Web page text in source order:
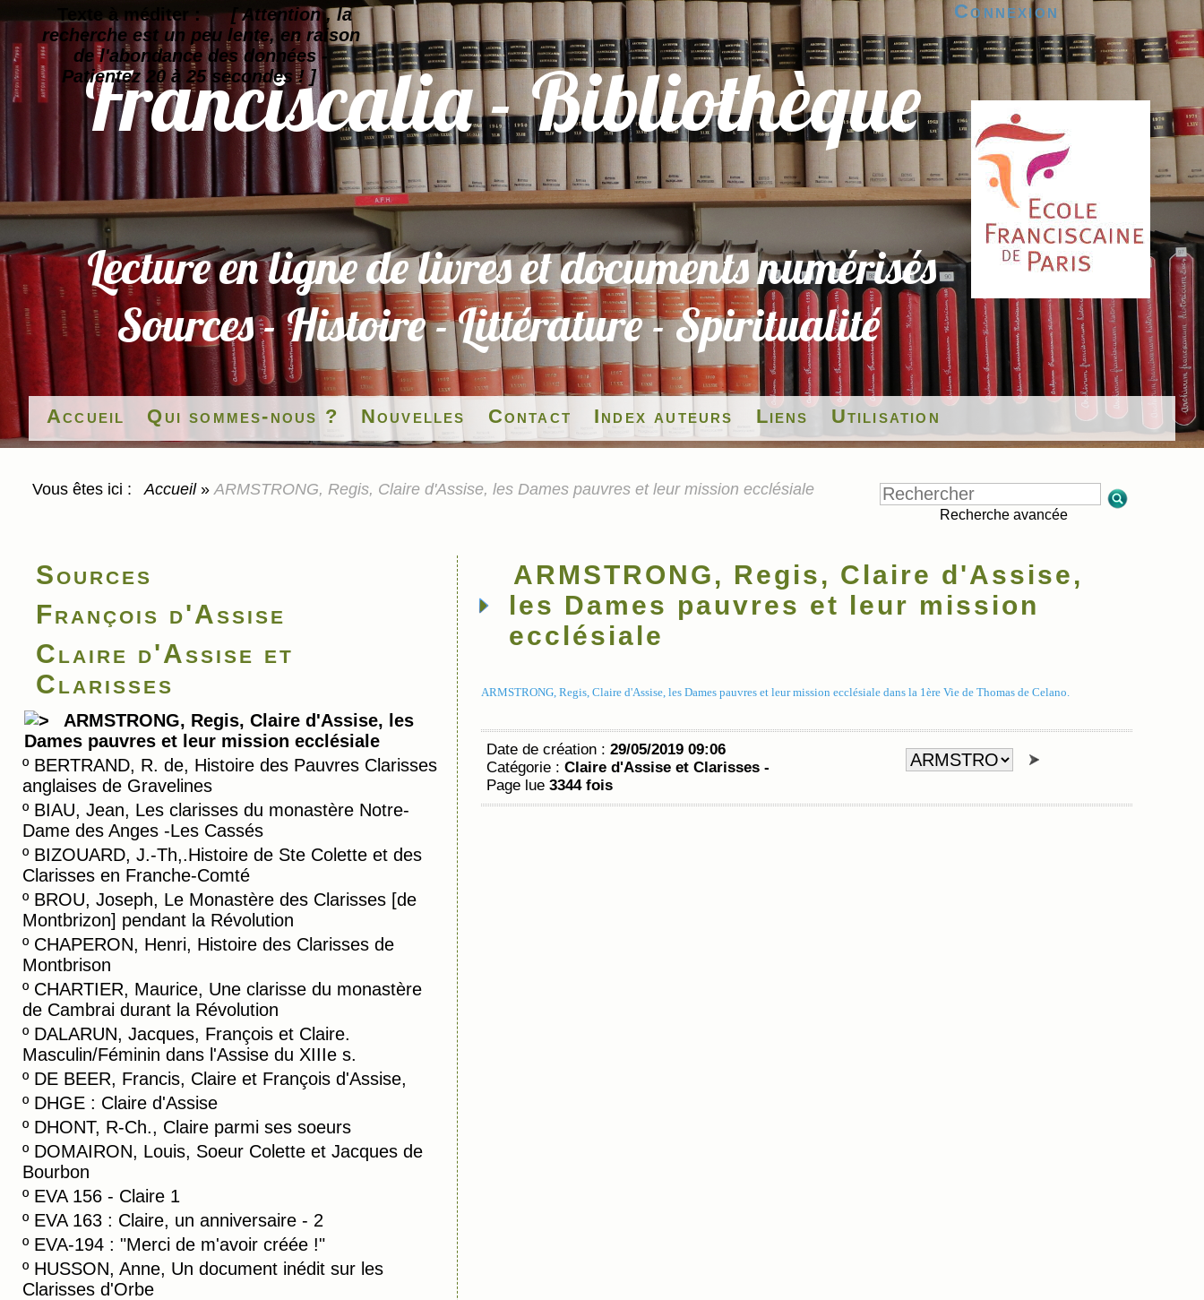
Texte à méditer :
[ Attention , la
recherche est un peu lente, en raison
de l'abondance des données -
Patientez 20 à 25 secondes ! ]
Accueil
Connexion
Qui sommes-nous ? Nouvelles Contact Index auteurs Liens Utilisation
Vous êtes ici : Accueil »ARMSTRONG, Regis, Claire d'Assise, les Dames pauvres et leur mission ecclésiale
Recherche avancée
Sources
François d'Assise
Claire d'Assise et
Clarisses
ARMSTRONG, Regis, Claire d'Assise, les
Dames pauvres et leur mission ecclésiale
º BERTRAND, R. de, Histoire des Pauvres Clarisses
anglaises de Gravelines
º BIAU, Jean, Les clarisses du monastère Notre-
Dame des Anges -Les Cassés
º BIZOUARD, J.-Th,.Histoire de Ste Colette et des
Clarisses en Franche-Comté
º BROU, Joseph, Le Monastère des Clarisses [de
Montbrizon] pendant la Révolution
º CHAPERON, Henri, Histoire des Clarisses de
Montbrison
º CHARTIER, Maurice, Une clarisse du monastère
de Cambrai durant la Révolution
º DALARUN, Jacques, François et Claire.
Masculin/Féminin dans l'Assise du XIIIe s.
º DE BEER, Francis, Claire et François d'Assise,
º DHGE : Claire d'Assise
º DHONT, R-Ch., Claire parmi ses soeurs
º DOMAIRON, Louis, Soeur Colette et Jacques de
Bourbon
º EVA 156 - Claire 1
º EVA 163 : Claire, un anniversaire - 2
º EVA-194 : "Merci de m'avoir créée !"
º HUSSON, Anne, Un document inédit sur les
Clarisses d'Orbe
ARMSTRONG, Regis, Claire d'Assise,
les Dames pauvres et leur mission
ecclésiale
ARMSTRONG, Regis, Claire d'Assise, les Dames pauvres et leur mission ecclésiale dans la 1ère Vie de Thomas de Celano.
Date de création : 29/05/2019 09:06
Catégorie : Claire d'Assise et Clarisses -
Page lue 3344 fois